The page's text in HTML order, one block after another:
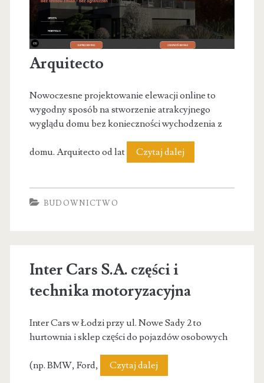
Arquitecto
Nowoczesne projektowanie elewacji online to
wygodny sposób na stworzenie atrakcyjnego
wyglądu domu bez konieczności wychodzenia z
domu. Arquitecto od lat Czytaj dalejArquitecto
BUDOWNICTWO
Inter Cars S.A. części i
technika motoryzacyjna
Inter Cars w Łodzi przy ul. Nowe Sady 2 to
hurtownia i sklep części do pojazdów osobowych
(np. BMW, Ford, Czytaj dalejInter